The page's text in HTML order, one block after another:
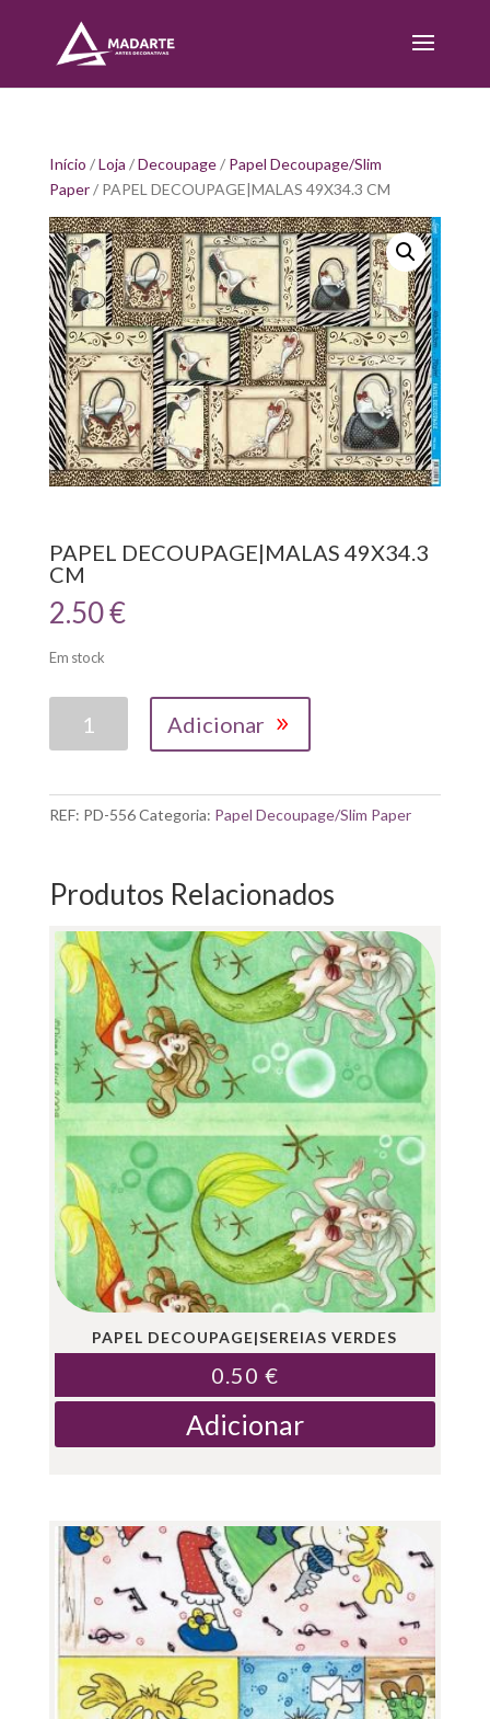
Início /Loja /Decoupage/ Papel Decoupage/Slim
Paper/ PAPEL DECOUPAGE|MALAS 49X34.3 CM
PAPEL DECOUPAGE|MALAS 49X34.3
CM
2.50€
Em stock
49X34.3
Adicionar
REF: PD-556Categoria: Papel Decoupage/Slim Paper
Produtos Relacionados
PAPEL DECOUPAGE|SEREIAS VERDES
0.50 €
Adicionar